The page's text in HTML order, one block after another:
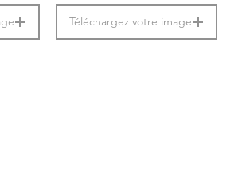
Téléchargez votre image